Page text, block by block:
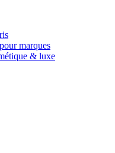
marques
& luxe